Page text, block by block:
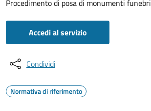
Procedimento di posa di monumenti funebri
Accedi al servizio
Condividi
Normativa di riferimento